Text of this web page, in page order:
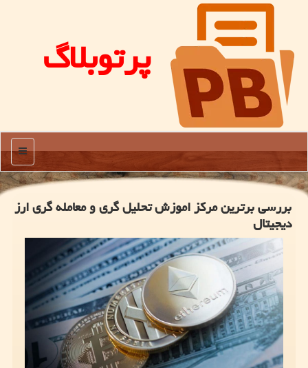
پرتوبلاگ
منو
بررسی برترین مرکز اموزش تحلیل گری و معامله گری ارز
دیجیتال